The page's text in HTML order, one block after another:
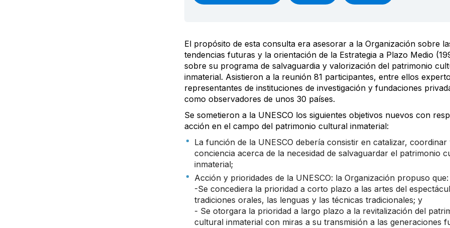
El propósito de esta consulta era asesorar a la Organización sobre
tendencias futuras y la orientación de la Estrategia a Plazo Medio
sobre su programa de salvaguardia y valorización del patrimonio
inmaterial. Asistieron a la reunión 81 participantes, entre ellos
representantes de instituciones de investigación y fundaciones
como observadores de unos 30 países.
Se sometieron a la UNESCO los siguientes objetivos nuevos con
acción en el campo del patrimonio cultural inmaterial:
La función de la UNESCO debería consistir en catalizar,
conciencia acerca de la necesidad de salvaguardar el patrimonio
inmaterial;
Acción y prioridades de la UNESCO: la Organización propuso que:
-Se concediera la prioridad a corto plazo a las artes del
tradiciones orales, las lenguas y las técnicas tradicionales; y
- Se otorgara la prioridad a largo plazo a la revitalización del
cultural inmaterial con miras a su transmisión a las generaciones